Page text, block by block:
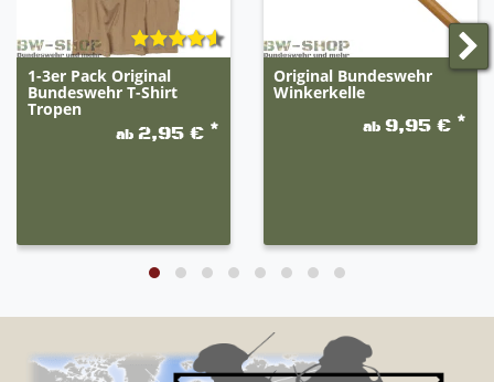
1-3er Pack Original
Bundeswehr T-Shirt
Tropen
ab 2,95 € *
Original Bundeswehr
Winkerkelle
ab 9,95 € *